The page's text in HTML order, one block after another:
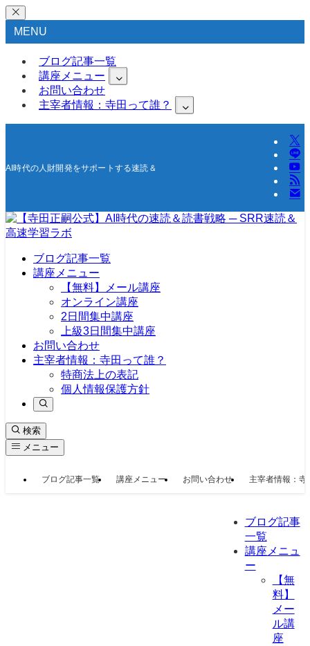
MENU
ブログ記事一覧
講座メニュー
お問い合わせ
主宰者情報：寺田って誰？
AI時代の人財開発をサポートする速読＆高速学習の研究所
ブログ記事一覧
講座メニュー
【無料】メール講座
オンライン講座
2日間集中講座
上級3日間集中講座
お問い合わせ
主宰者情報：寺田って誰？
特商法上の表記
個人情報保護方針
検索
メニュー
ブログ記事一覧 講座メニュー お問い合わせ 主宰者情報：寺
ブログ記事
一覧
講座メニュ
ー
【無
料】
メー
ル講
座